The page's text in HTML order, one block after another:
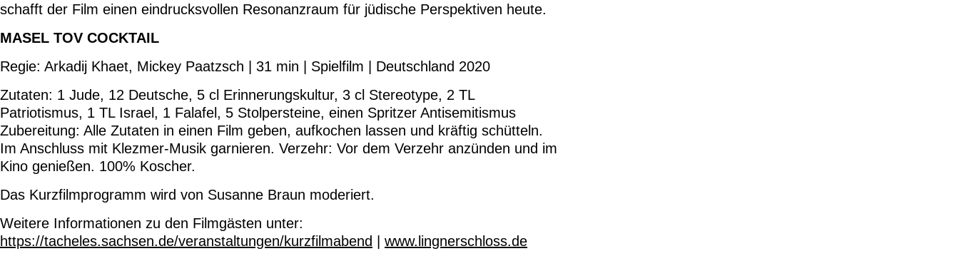
schafft der Film einen eindrucksvollen Resonanzraum für jüdische Perspektiven heute.
MASEL TOV COCKTAIL
Regie: Arkadij Khaet, Mickey Paatzsch | 31 min | Spielfilm | Deutschland 2020
Zutaten: 1 Jude, 12 Deutsche, 5 cl Erinnerungskultur, 3 cl Stereotype, 2 TL
Patriotismus, 1 TL Israel, 1 Falafel, 5 Stolpersteine, einen Spritzer Antisemitismus
Zubereitung: Alle Zutaten in einen Film geben, aufkochen lassen und kräftig schütteln.
Im Anschluss mit Klezmer-Musik garnieren. Verzehr: Vor dem Verzehr anzünden und im
Kino genießen. 100% Koscher.
Das Kurzfilmprogramm wird von Susanne Braun moderiert.
Weitere Informationen zu den Filmgästen unter:
https://tacheles.sachsen.de/veranstaltungen/kurzfilmabend
www.lingnerschloss.de